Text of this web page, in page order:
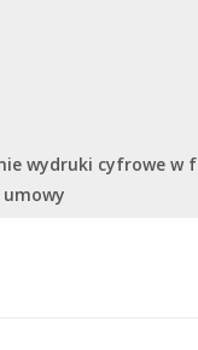
wydruki cyfrowe w